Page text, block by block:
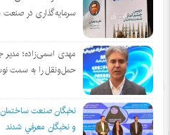
سرمایه‌گذاری در
مهدی اسمی‌زاده؛
حمل‌ونقل را به سمت
نخبگان صنعت ساختمان
و نخبگان معرفي شدند